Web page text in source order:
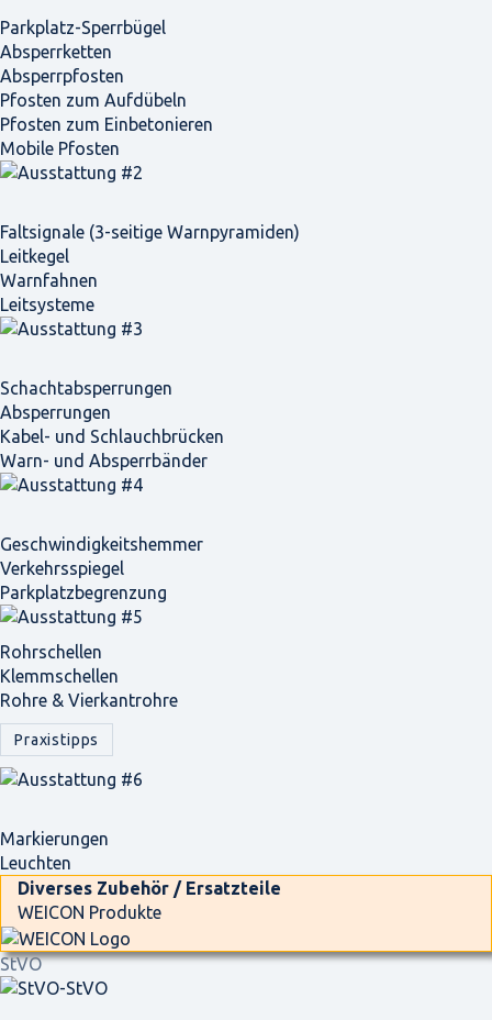
Parkplatz-Sperrbügel
Absperrketten
Absperrpfosten
Pfosten zum Aufdübeln
Pfosten zum Einbetonieren
Mobile Pfosten
Faltsignale (3-seitige Warnpyramiden)
Leitkegel
Warnfahnen
Leitsysteme
Schacht­absperrungen
Absperrungen
Kabel- und Schlauchbrücken
Warn- und Absperrbänder
Geschwindigkeits­hemmer
Verkehrsspiegel
Parkplatz­begrenzung
Rohrschellen
Klemmschellen
Rohre & Vierkantrohre
Praxistipps
Markierungen
Leuchten
Diverses Zubehör / Ersatzteile
WEICON Produkte
StVO